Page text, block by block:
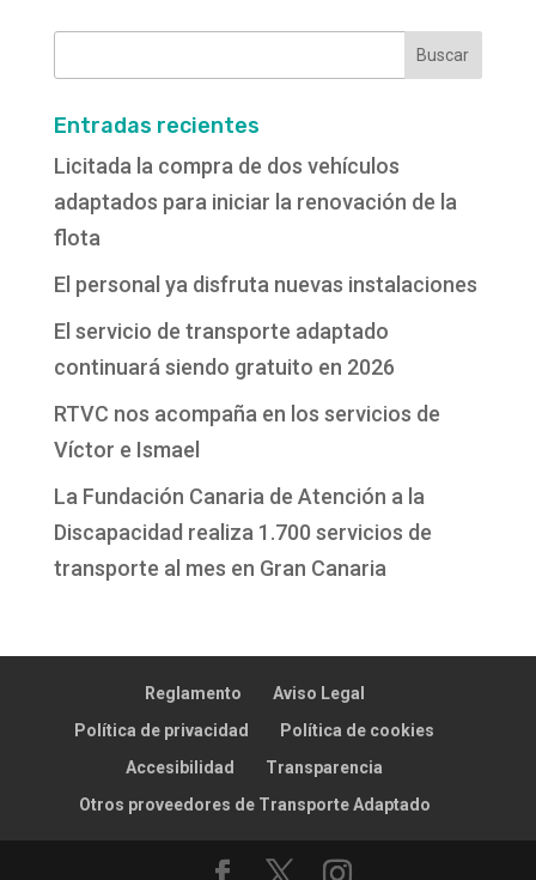
Buscar:
Entradas recientes
Licitada la compra de dos vehículos
adaptados para iniciar la renovación de la
flota
El personal ya disfruta nuevas instalaciones
El servicio de transporte adaptado
continuará siendo gratuito en 2026
RTVC nos acompaña en los servicios de
Víctor e Ismael
La Fundación Canaria de Atención a la
Discapacidad realiza 1.700 servicios de
transporte al mes en Gran Canaria
Reglamento
Aviso Legal
Política de privacidad
Política de cookies
Accesibilidad
Transparencia
Otros proveedores de Transporte Adaptado